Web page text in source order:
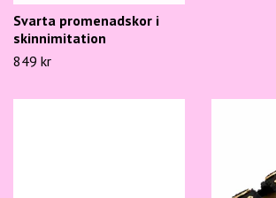
Svarta promenadskor i
skinnimitation
849 kr